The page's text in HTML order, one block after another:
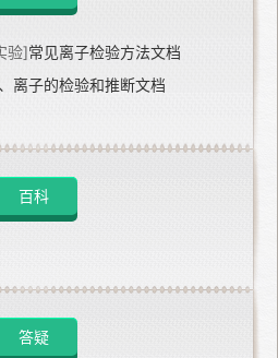
验]常见离子检验方法文档
离子的检验和推断文档
百科
答疑